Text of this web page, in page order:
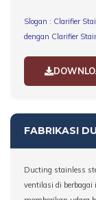
Slogan : Clarifier
dengan Clarifier
FABRIKASI
Ducting stainless
ventilasi di